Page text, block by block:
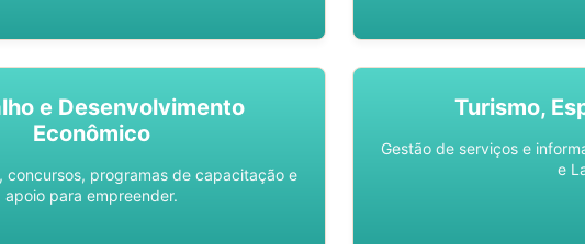
e Desenvolvimento
Econômico
concursos, programas de capacitação e
apoio para empreender.
Turismo,
Gestão de serviços e
e